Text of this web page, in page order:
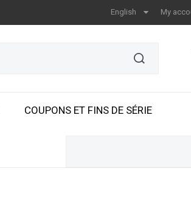
My
English
COUPONS ET FINS DE SÉRIE